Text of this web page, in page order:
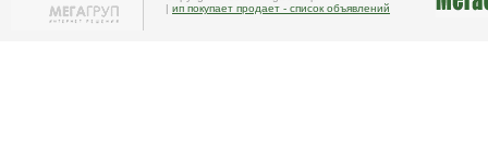
| ип покупает продает - список объявлений